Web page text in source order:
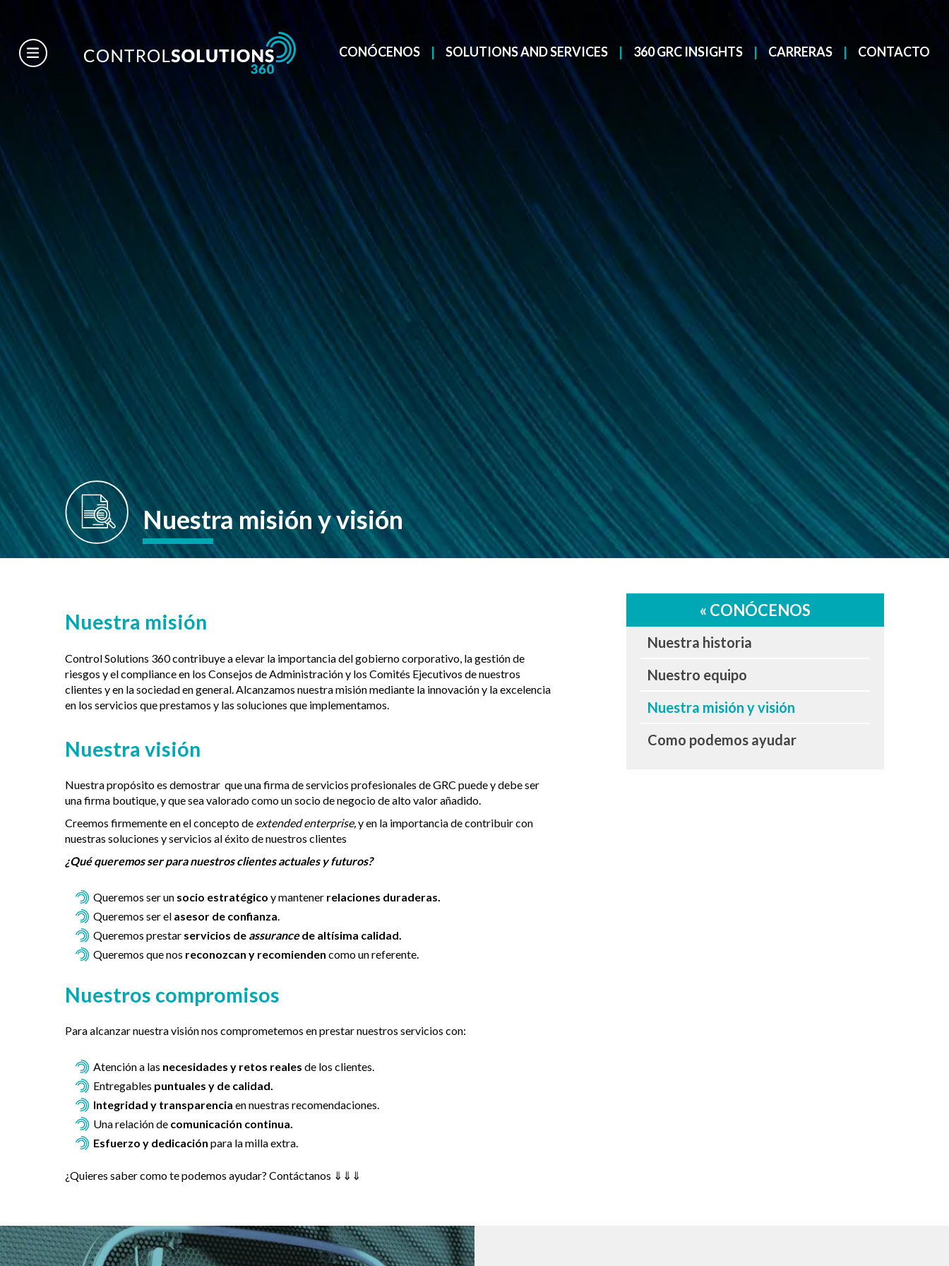
CONÓCENOS SOLUTIONS AND SERVICES 360 GRC INSIGHTS CARRERAS CONTACTO
Nuestra misión y visión
Nuestra misión
Control Solutions 360 contribuye a elevar la importancia del gobierno corporativo, la gestión de
riesgos y el compliance en los Consejos de Administración y los Comités Ejecutivos de nuestros
clientes y en la sociedad en general. Alcanzamos nuestra misión mediante la innovación y la excelencia
en los servicios que prestamos y las soluciones que implementamos.
Nuestra visión
Nuestra propósito es demostrar que una firma de servicios profesionales de GRC puede y debe ser
una firma boutique, y que sea valorado como un socio de negocio de alto valor añadido.
Creemos firmemente en el concepto de extended enterprise,y en la importancia de contribuir con
nuestras soluciones y servicios al éxito de nuestros clientes
¿Qué queremos ser para nuestros clientes actuales y futuros?
Queremos ser un socio estratégico y mantener relaciones duraderas.
Queremos ser el asesor de confianza.
Queremos prestar servicios de assurancede altísima calidad.
Queremos que nos reconozcan y recomienden como un referente.
Nuestros compromisos
Para alcanzar nuestra visión nos comprometemos en prestar nuestros servicios con:
Atención a las necesidades y retos reales de los clientes.
Entregables puntuales y de calidad.
Integridad y transparencia en nuestras recomendaciones.
Una relación de comunicación continua.
Esfuerzo y dedicación para la milla extra.
¿Quieres saber como te podemos ayudar? Contáctanos ⇓⇓⇓
« CONÓCENOS
Nuestra historia
Nuestro equipo
Nuestra misión y visión
Como podemos ayudar